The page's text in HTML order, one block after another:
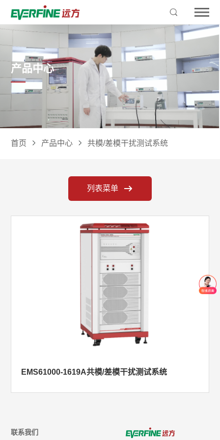
产品中心
首页 产品中心 共模/差模干扰测试系统
列表菜单
EMS61000-1619A共模/差模干扰测试系统
联系我们